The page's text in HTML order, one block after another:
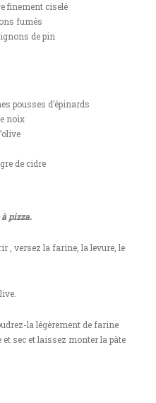
finement ciselé
fumés
de pin
pousses d’épinards
noix
de cidre
pizza.
, versez la farine, la levure, le
la légèrement de farine
et sec et laissez monter la pâte